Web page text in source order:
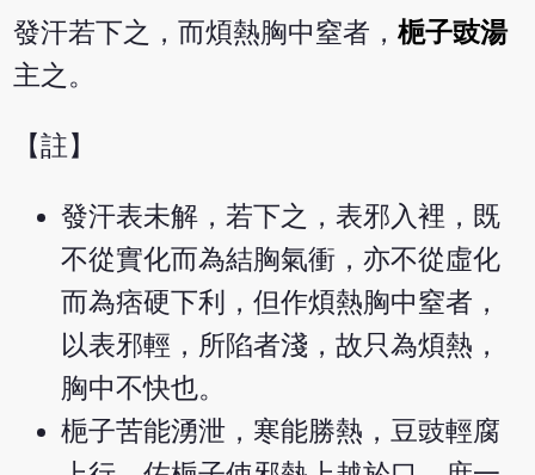
發汗若下之，而煩熱胸中窒者，梔子豉湯
主之。
【註】
發汗表未解，若下之，表邪入裡，既
不從實化而為結胸氣衝，亦不從虛化
而為痞硬下利，但作煩熱胸中窒者，
以表邪輕，所陷者淺，故只為煩熱，
胸中不快也。
梔子苦能湧泄，寒能勝熱，豆豉輕腐